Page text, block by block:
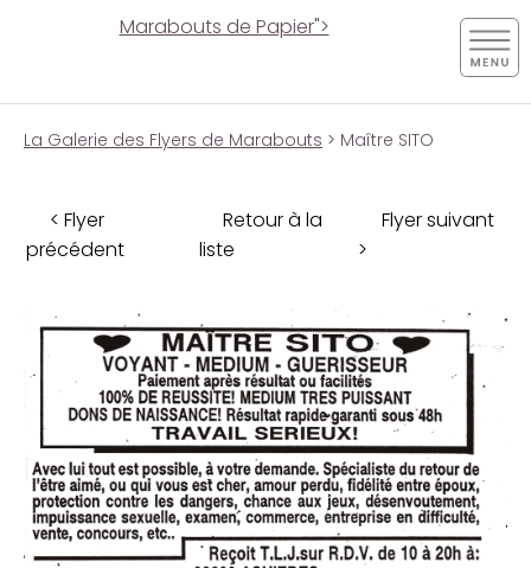
Marabouts de Papier">
La Galerie des Flyers de Marabouts > Maître SITO
< Flyer
précédent
Retour à la
liste
Flyer suivant
>